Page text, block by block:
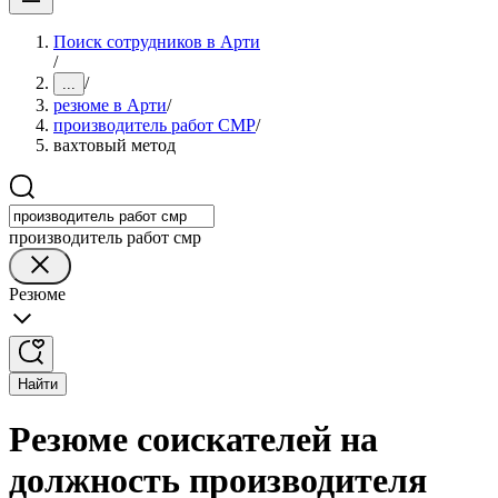
Поиск сотрудников в Арти
/
... /
резюме в Арти/
производитель работ СМР/
вахтовый метод
производитель работ смр
Резюме
Найти
Резюме соискателей на
должность производителя